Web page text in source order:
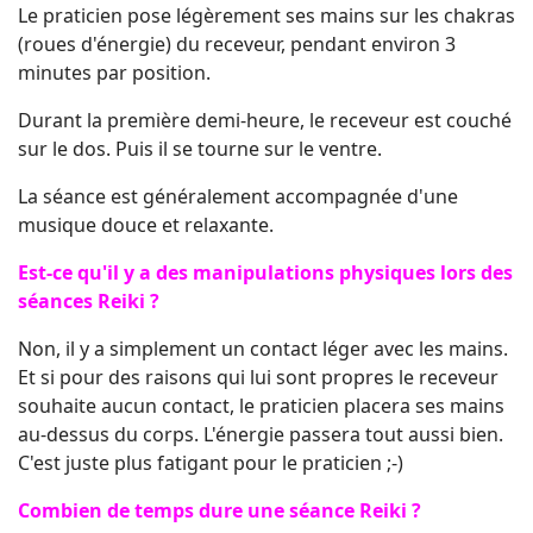
Le praticien pose légèrement ses mains sur les chakras
(roues d'énergie) du receveur, pendant environ 3
minutes par position.
Durant la première demi-heure, le receveur est couché
sur le dos. Puis il se tourne sur le ventre.
La séance est généralement accompagnée d'une
musique douce et relaxante.
Est-ce qu'il y a des manipulations physiques lors des
séances Reiki ?
Non, il y a simplement un contact léger avec les mains.
Et si pour des raisons qui lui sont propres le receveur
souhaite aucun contact, le praticien placera ses mains
au-dessus du corps. L'énergie passera tout aussi bien.
C'est juste plus fatigant pour le praticien ;-)
Combien de temps dure une séance Reiki ?